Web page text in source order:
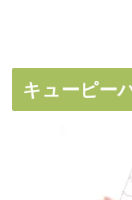
キューピー